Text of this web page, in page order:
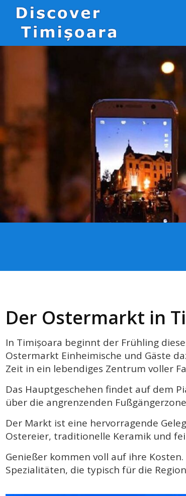
Der Ostermarkt in
In Timișoara beginnt der Frühling
Ostermarkt Einheimische und Gäste
Zeit in ein lebendiges Zentrum voller
Das Hauptgeschehen findet auf dem
über die angrenzenden
Der Markt ist eine hervorragende
Ostereier, traditionelle Keramik und
Genießer kommen voll auf ihre
Spezialitäten, die typisch für die